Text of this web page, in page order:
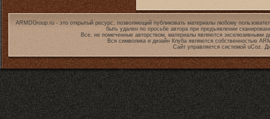
ARMDGroup.ru - это открытый ресурс, позволяющий публиковать материалы любому
быть удален по просьбе автора при предъявлении
Все, не помеченные авторством, материалы являются эксклюзивными
Вся символика и дизайн Клуба являются собственностью
Сайт управляется системой uCoz.